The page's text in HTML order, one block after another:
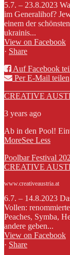
5.7. – 23.8.2023
im Generalihof?
einem der
ukrainis...
View on Facebook
· Share
Auf Facebook
Per E-Mail teilen
CREATIVE
3 years ago
Ab in den Pool!
MoreSee Less
Poolbar Festival
CREATIVE
www.creativeaustria.at
6.7. – 14.8.2023
Vollen:
Peaches, Symba,
andere geben...
View on Facebook
· Share